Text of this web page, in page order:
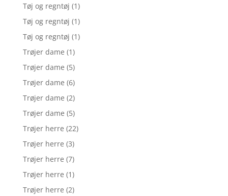
Tøj og regntøj (1)
Tøj og regntøj (1)
Tøj og regntøj (1)
Trøjer dame (1)
Trøjer dame (5)
Trøjer dame (6)
Trøjer dame (2)
Trøjer dame (5)
Trøjer herre (22)
Trøjer herre (3)
Trøjer herre (7)
Trøjer herre (1)
Trøjer herre (2)